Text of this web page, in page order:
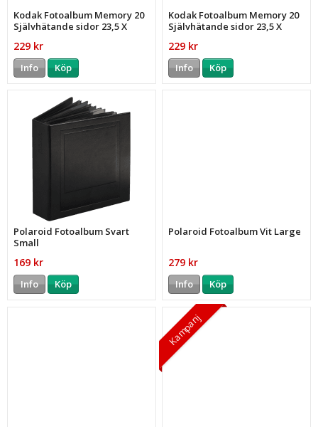
Kodak Fotoalbum Memory 20
Självhätande sidor 23,5 X
229 kr
Info Köp
Kodak Fotoalbum Memory 20
Självhätande sidor 23,5 X
229 kr
Info Köp
Polaroid Fotoalbum Svart
Small
169 kr
Info Köp
Polaroid Fotoalbum Vit Large
279 kr
Info Köp
Kampanj